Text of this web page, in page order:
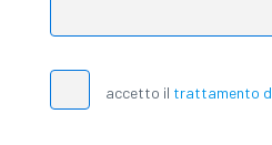
accetto il trattamento